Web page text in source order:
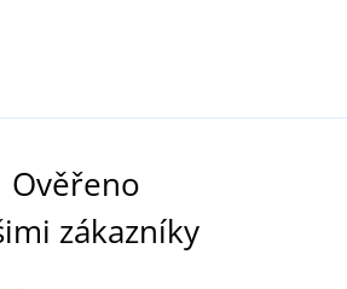
Ověřeno
zákazníky